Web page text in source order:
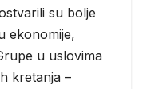
su bolje
ekonomije,
u uslovima
kretanja –